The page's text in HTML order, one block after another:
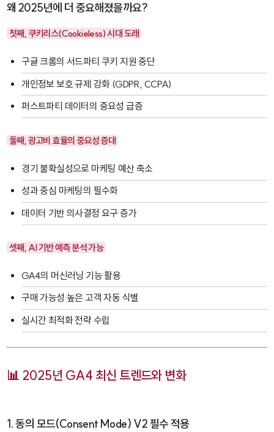
왜 2025년에 더 중요해졌을까요?
첫째, 쿠키리스(Cookieless) 시대 도래
구글 크롬의 서드파티 쿠키 지원 중단
개인정보 보호 규제 강화 (GDPR, CCPA)
퍼스트파티 데이터의 중요성 급증
둘째, 광고비 효율의 중요성 증대
경기 불확실성으로 마케팅 예산 축소
성과 중심 마케팅의 필수화
데이터 기반 의사결정 요구 증가
셋째, AI 기반 예측 분석 가능
GA4의 머신러닝 기능 활용
구매 가능성 높은 고객 자동 식별
실시간 최적화 전략 수립
📊 2025년 GA4 최신 트렌드와 변화
1. 동의 모드(Consent Mode) V2 필수 적용